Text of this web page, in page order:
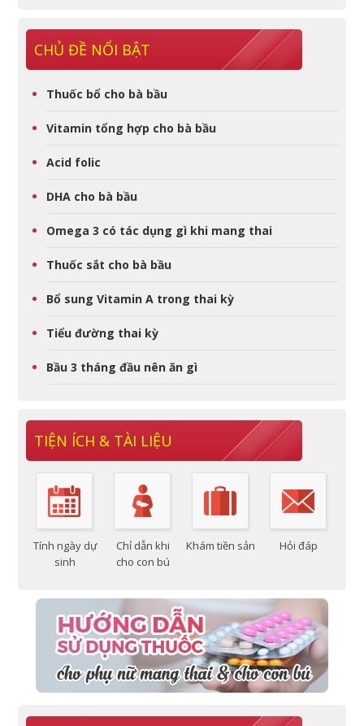
CHỦ ĐỀ NỔI BẬT
Thuốc bổ cho bà bầu
Vitamin tổng hợp cho bà bầu
Acid folic
DHA cho bà bầu
Omega 3 có tác dụng gì khi mang thai
Thuốc sắt cho bà bầu
Bổ sung Vitamin A trong thai kỳ
Tiểu đường thai kỳ
Bầu 3 tháng đầu nên ăn gì
TIỆN ÍCH & TÀI LIỆU
Tính ngày dự
sinh
Chỉ dẫn khi
cho con bú
Khám tiền sản Hỏi đáp